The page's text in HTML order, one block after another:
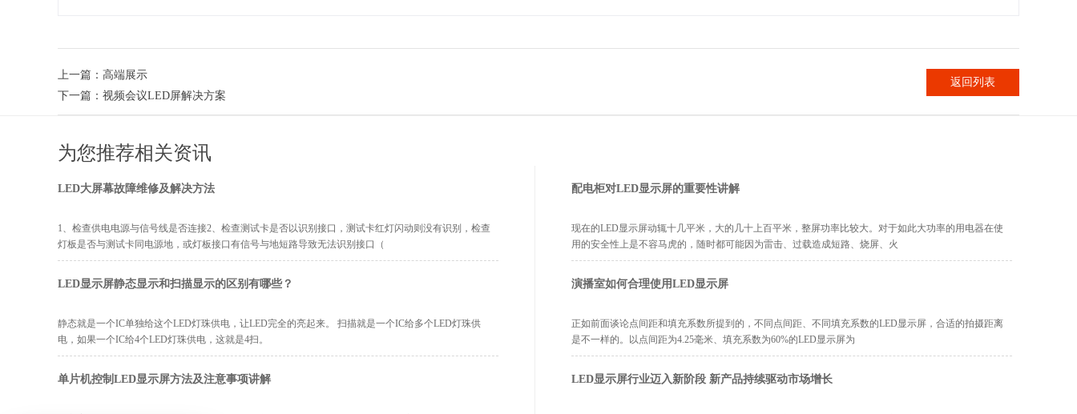
上一篇： 高端展示
下一篇： 视频会议LED屏解决方案
返回列表
为您推荐相关资讯
LED大屏幕故障维修及解决方法
1、检查供电电源与信号线是否连接2、检查测试卡是否以识别接口，测试卡红灯闪动则没有识别，检查
灯板是否与测试卡同电源地，或灯板接口有信号与地短路导致无法识别接口（
LED显示屏静态显示和扫描显示的区别有哪些？
静态就是一个IC单独给这个LED灯珠供电，让LED完全的亮起来。 扫描就是一个IC给多个LED灯珠供
电，如果一个IC给4个LED灯珠供电，这就是4扫。
单片机控制LED显示屏方法及注意事项讲解
配电柜对LED显示屏的重要性讲解
现在的LED显示屏动辄十几平米，大的几十上百平米，整屏功率比较大。对于如此大功率的用电器在使
用的安全性上是不容马虎的，随时都可能因为雷击、过载造成短路、烧屏、火
演播室如何合理使用LED显示屏
正如前面谈论点间距和填充系数所提到的，不同点间距、不同填充系数的LED显示屏，合适的拍摄距离
是不一样的。以点间距为4.25毫米、填充系数为60%的LED显示屏为
LED显示屏行业迈入新阶段 新产品持续驱动市场增长